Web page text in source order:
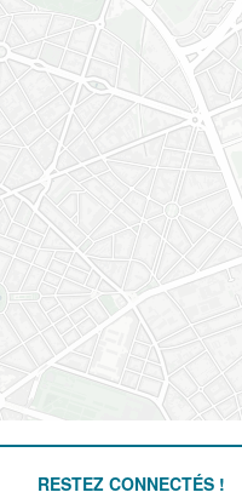
RESTEZ CONNECTÉS !